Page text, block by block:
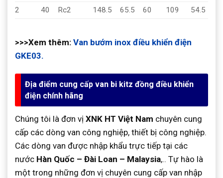
2
40 Rc2 148.5 65.5 60 109 54.5
>>>Xem thêm: Van bướm inox điều khiển điện
GKE03.
Địa điểm cung cấp van bi kitz đồng điều khiển
điện chính hãng
Chúng tôi là đơn vị XNK HT Việt Nam chuyên cung
cấp các dòng van công nghiệp, thiết bị công nghiệp.
Các dòng van được nhập khẩu trực tiếp tại các
nước Hàn Quốc – Đài Loan – Malaysia,.. Tự hào là
một trong những đơn vị chuyên cung cấp van nhập